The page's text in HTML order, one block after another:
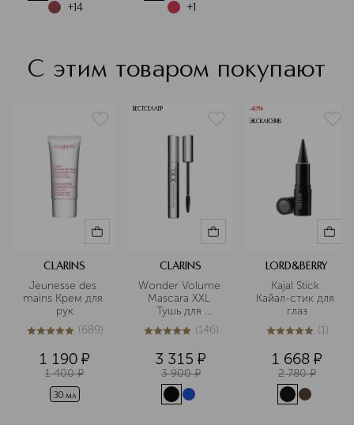
+14 +1
С этим товаром покупают
CLARINS
Jeunesse des
mains Крем для
рук
5из 5689 (689)
1 190 ¤
1 400 ¤
30 мл
БЕСТСЕЛЛЕР
CLARINS
Wonder Volume
Mascara XXL
Тушь для
максимального
объема ресниц
4.9из5146 (146)
3 315 ¤
3 900 ¤
-40%
ЭКСКЛЮЗИВ
LORD&BERRY
Kajal Stick
Кайал-стик для
глаз
5из 51 (1)
1 668 ¤
2 780 ¤